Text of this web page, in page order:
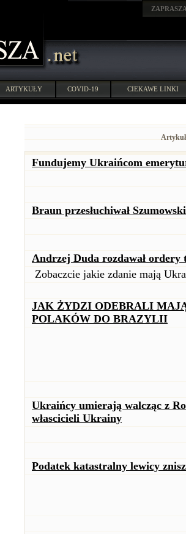
ARTYKUŁY COVID-19 CIEKAWE LINKI
Fundujemy Ukraińcom
Braun przesłuchiwał
Andrzej Duda rozdawał
Zobaczcie jakie zdanie mają
JAK ŻYDZI ODEBRALI
POLAKÓW DO BRAZYLII
Ukraińcy umierają walcząc z
włascicieli Ukrainy
Podatek katastralny lewicy